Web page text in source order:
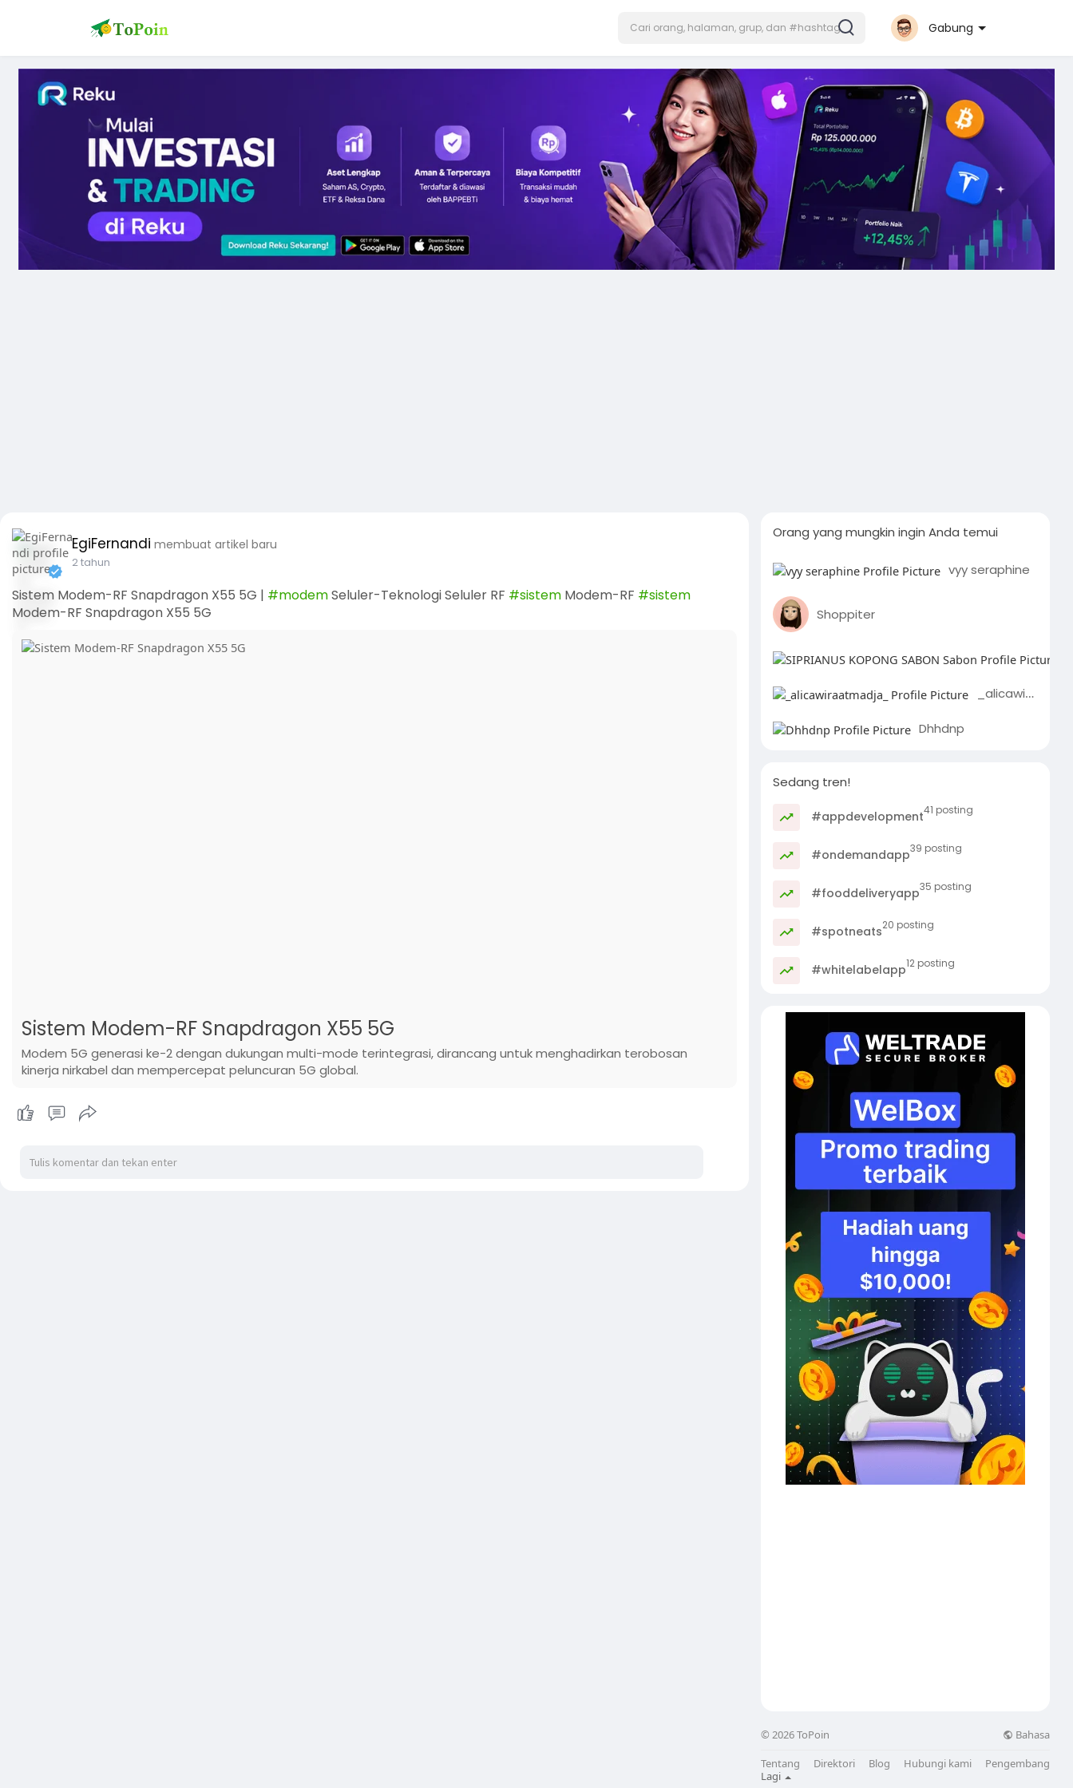
Gabung
EgiFernandi membuat artikel baru
2 tahun
Sistem Modem-RF Snapdragon X55 5G | #modemSeluler-Teknologi Seluler RF #sistem Modem-RF #sistem
Modem-RF Snapdragon X55 5G
Sistem Modem-RF Snapdragon X55 5G
Modem 5G generasi ke-2 dengan dukungan multi-mode terintegrasi, dirancang untuk menghadirkan terobosan
kinerja nirkabel dan mempercepat peluncuran 5G global.
Orang yang mungkin ingin Anda temui
vyy seraphine
Shoppiter
_alicawiraatmadja_
Dhhdnp
Sedang tren!
#appdevelopment41 posting
#ondemandapp39 posting
#fooddeliveryapp35 posting
#spotneats20 posting
#whitelabelapp12 posting
© 2026 ToPoin Bahasa
Tentang Direktori Blog Hubungi kami
Pengembang
Lagi